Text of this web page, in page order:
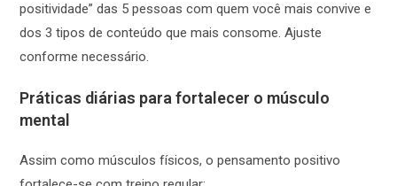
positividade” das 5 pessoas com quem você mais convive e
dos 3 tipos de conteúdo que mais consome. Ajuste
conforme necessário.
Práticas diárias para fortalecer o músculo
mental
Assim como músculos físicos, o pensamento positivo